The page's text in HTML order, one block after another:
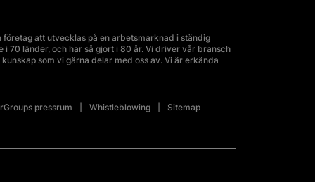
att utvecklas på en arbetsmarknad i ständig
70 länder, och har så gjort i 80 år. Vi driver vår bransch
som vi gärna delar med oss av. Vi är erkända
pressrum Whistleblowing Sitemap